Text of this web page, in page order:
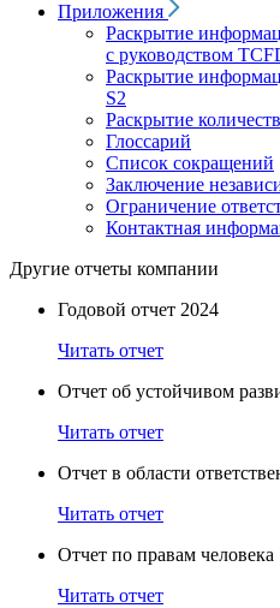
Приложения
Раскрытие
с руководством
Раскрытие
S2
Раскрытие
Глоссарий
Список сокращений
Заключение
Ограничение
Контактная
Другие отчеты компании
Годовой отчет 2024
Читать отчет
Отчет об устойчивом
Читать отчет
Отчет в области
Читать отчет
Отчет по правам человека
Читать отчет